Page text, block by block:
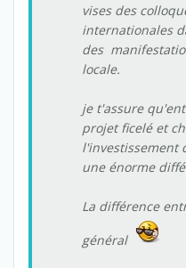
vises des
internationales
des
locale.
je t'assure
projet ficelé et
l'investissement
une énorme
La différence
général